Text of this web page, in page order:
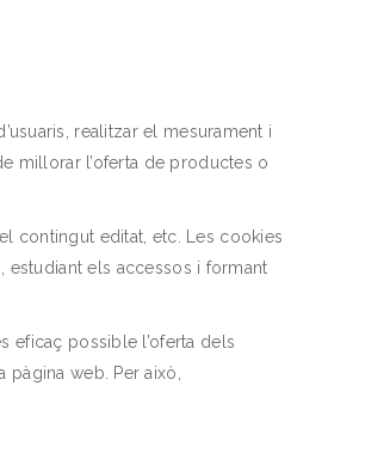
realitzar el mesurament i
millorar l’oferta de productes o
contingut editat, etc. Les cookies
estudiant els accessos i formant
eficaç possible l’oferta dels
web. Per això,